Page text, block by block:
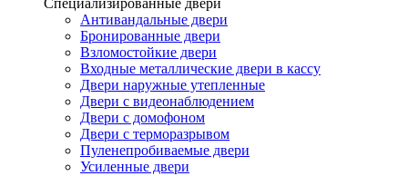
Специализированные двери
Антивандальные двери
Бронированные двери
Взломостойкие двери
Входные металлические двери в кассу
Двери наружные утепленные
Двери с видеонаблюдением
Двери с домофоном
Двери с терморазрывом
Пуленепробиваемые двери
Усиленные двери